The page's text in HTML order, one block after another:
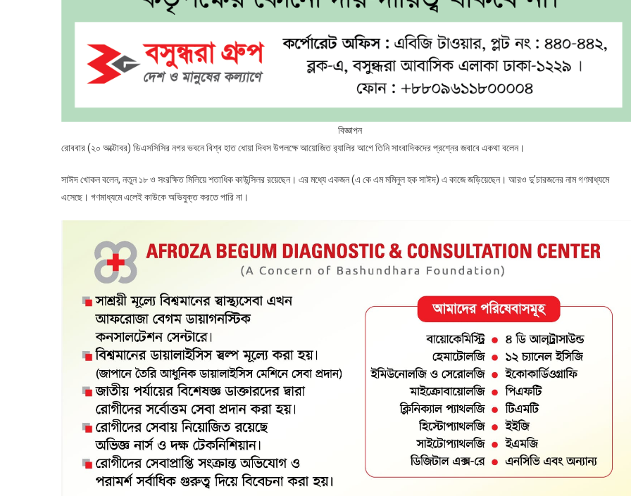
বিজ্ঞাপন
রোববার (২০ অক্টোবর) ডিএসসিসির নগর ভবনে বিশ্ব হাত ধোয়া দিবস উপলক্ষে আয়োজিত র‌্যালির আগে তিনি সাংবাদিকদের প্রশ্নের জবাবে একথা বলেন।
সাঈদ খোকন বলেন, নতুন ১৮ ও সংরক্ষিত মিলিয়ে শতাধিক কাউন্সিলর রয়েছেন। এর মধ্যে একজন (এ কে এম মমিনুল হক সাঈদ) এ কাজে জড়িয়েছেন। আরও দু’চারজনের নাম গণমাধ্যমে
এসেছে। গণমাধ্যমে এলেই কাউকে অভিযুক্ত করতে পারি না।